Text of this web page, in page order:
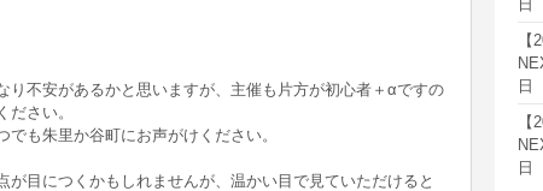
り不安があるかと思いますが、主催も片方が初心者＋αですの
さい。
も朱里か谷町にお声がけください。
が目につくかもしれませんが、温かい目で見ていただけると
日
日
日